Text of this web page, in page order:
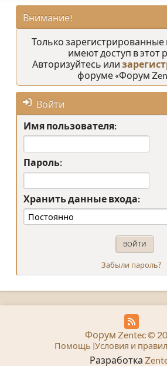
Внимание!
Только зарегистрированные
имеют доступ в этот
Авторизуйтесь или
форуме «Форум
Войти
Имя пользователя:
Пароль:
Хранить данные входа:
Забыли пароль?
Разработка
Форум Zentec ©
Помощь Условия и